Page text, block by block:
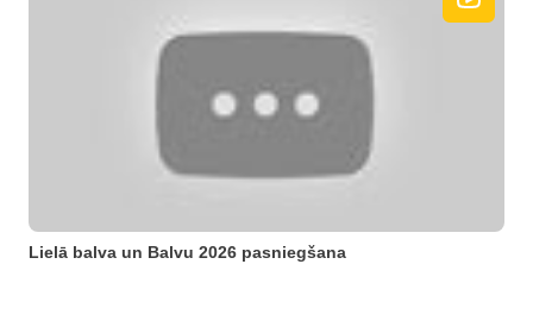
Lielā balva un Balvu 2026 pasniegšana